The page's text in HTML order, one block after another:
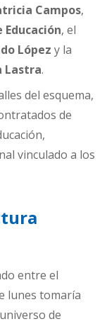
Campos,
, el
López y la
Lastra.
del esquema,
de
vinculado a los
entre el
lunes tomaría
de